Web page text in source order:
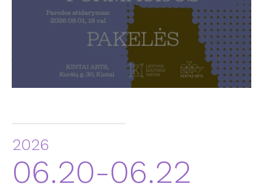
2026
06.20-06.22